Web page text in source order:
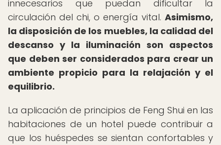
innecesarios que puedan dificultar la
circulación del chi, o energía vital. Asimismo,
la disposición de los muebles, la calidad del
descanso y la iluminación son aspectos
que deben ser considerados para crear un
ambiente propicio para la relajación y el
equilibrio.
La aplicación de principios de Feng Shui en las
habitaciones de un hotel puede contribuir a
que los huéspedes se sientan confortables y